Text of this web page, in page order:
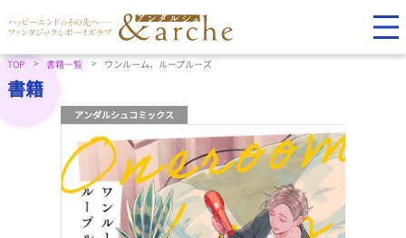
TOP 書籍一覧 ワンルーム、ループルーズ
書籍
アンダルシュコミックス